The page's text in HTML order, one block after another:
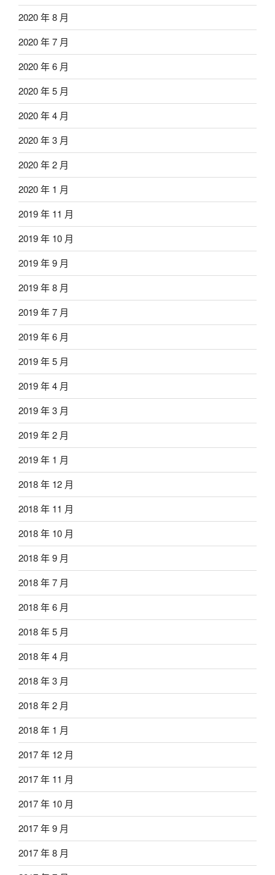
2020 年 8 月
2020 年 7 月
2020 年 6 月
2020 年 5 月
2020 年 4 月
2020 年 3 月
2020 年 2 月
2020 年 1 月
2019 年 11 月
2019 年 10 月
2019 年 9 月
2019 年 8 月
2019 年 7 月
2019 年 6 月
2019 年 5 月
2019 年 4 月
2019 年 3 月
2019 年 2 月
2019 年 1 月
2018 年 12 月
2018 年 11 月
2018 年 10 月
2018 年 9 月
2018 年 7 月
2018 年 6 月
2018 年 5 月
2018 年 4 月
2018 年 3 月
2018 年 2 月
2018 年 1 月
2017 年 12 月
2017 年 11 月
2017 年 10 月
2017 年 9 月
2017 年 8 月